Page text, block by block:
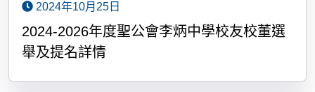
2024年10月25日
2024-2026年度聖公會李炳中學校友校董選
舉及提名詳情